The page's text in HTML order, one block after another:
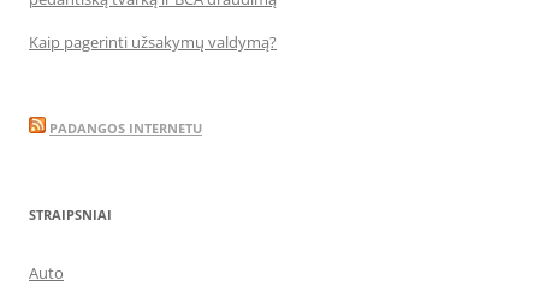
Kaip pagerinti užsakymų valdymą?
PADANGOS INTERNETU
STRAIPSNIAI
Auto